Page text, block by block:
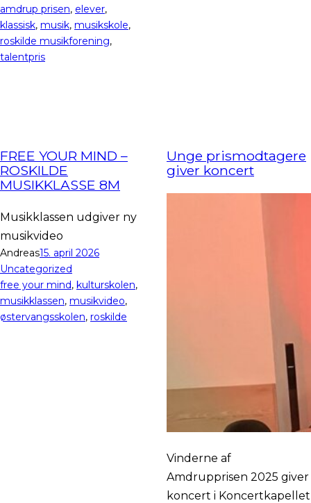
amdrup prisen, elever
klassisk, musik, musikskole
roskilde musikforening
talentpris
FREE YOUR MIND –
ROSKILDE
MUSIKKLASSE 8M
Musikklassen udgiver ny
musikvideo
Andreas15. april 2026
Uncategorized
free your mind, kulturskolen
musikklassen, musikvideo
østervangsskolen, roskilde
Unge prismodtagere
giver koncert
Vinderne af
Amdrupprisen 2025 giver
koncert i Koncertkapellet